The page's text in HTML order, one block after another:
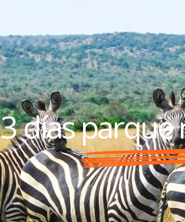
3 días parque